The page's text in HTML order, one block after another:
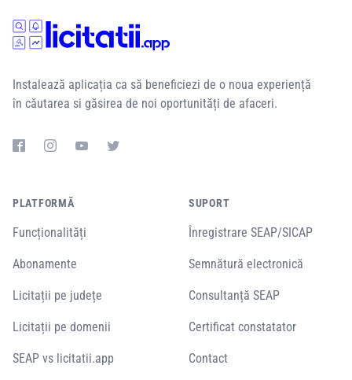
Instalează aplicația ca să beneficiezi de o noua experiență
în căutarea si găsirea de noi oportunități de afaceri.
PLATFORMĂ
Funcționalități
Abonamente
Licitații pe județe
Licitații pe domenii
SEAP vs licitatii.app
SUPORT
Înregistrare SEAP/SICAP
Semnătură electronică
Consultanță SEAP
Certificat constatator
Contact